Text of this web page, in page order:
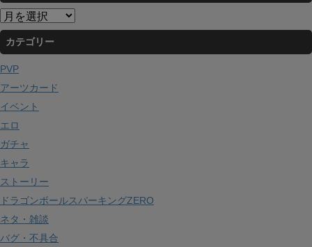
ア
ー
カ
イ
ブ
カテゴリー
PVP
アーツカード
イベント
エロ
ガチャ
キャラ
ストーリー
ドラゴンボールスパーキングZERO
ネタ・雑談
バグ・不具合